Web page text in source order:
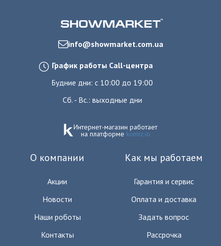
info@showmarket.com.ua
График работы Call-центра
Будние дни: с 10:00 до 19:00
Сб. - Вс.: выходные дни
Интернет-магазин работает
на платформе komiz.io
О компании
Акции
Новости
Наши роботы
Контакты
Как мы работаем
Гарантия и сервис
Оплата и доставка
Задать вопрос
Рассрочка